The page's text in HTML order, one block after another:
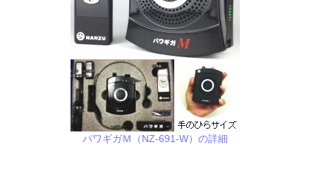
パワギガＭ（NZ-691-W）の詳細